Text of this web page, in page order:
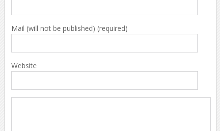
Mail (will not be published) (required)
Website